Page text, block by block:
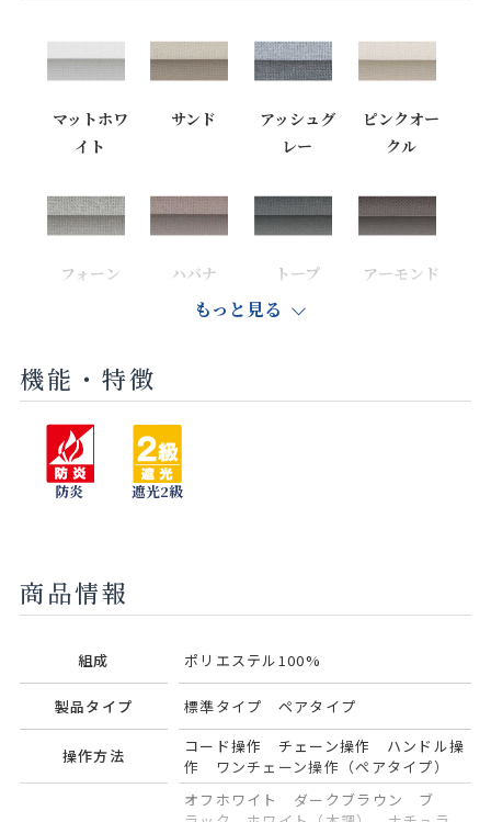
マットホワ
イト
サンド
アッシュグ
レー
ピンクオー
クル
フォーン ハバナ トープ アーモンド
チャコール セラドン モネブルー
ネイビー
ラル
もっと見る
機能・特徴
防炎 遮光2級
商品情報
組成 ポリエステル100%
製品タイプ 標準タイプ ペアタイプ
操作方法
コード操作 チェーン操作 ハンドル操
作 ワンチェーン操作（ペアタイプ）
オフホワイト ダークブラウン ブ